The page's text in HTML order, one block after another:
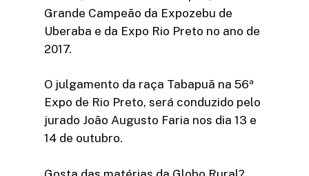
Grande Campeão da Expozebu de
Uberaba e da Expo Rio Preto no ano de
2017.
O julgamento da raça Tabapuã na 56ª
Expo de Rio Preto, será conduzido pelo
jurado João Augusto Faria nos dia 13 e
14 de outubro.